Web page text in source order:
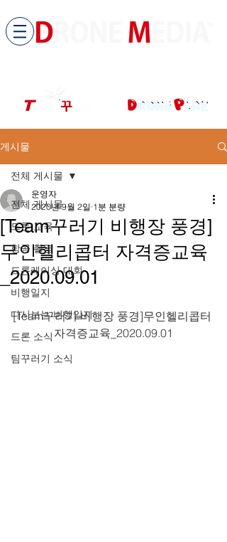
게시물
전체 게시물
드론 교육
항공 촬영
드론레이싱 대회
비행일지
다시보는 비행일지
드론 소식
팀꾸러기 소식
전체 게시물
[Team꾸러기 비행장 풍경]
무인헬리콥터 자격증교육
_2020.09.01
운영자
2020년 9월 2일 1분 분량
[Team꾸러기 비행장 풍경]무인헬리콥터
자격증교육_2020.09.01